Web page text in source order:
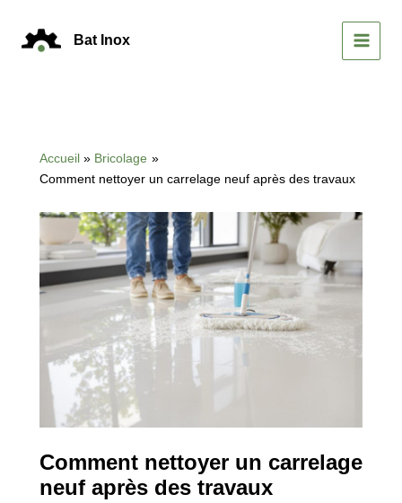
contenu
Bat Inox
MAIN
Accueil
Bricolage
Comment nettoyer un carrelage neuf après des travaux
Comment nettoyer un carrelage
neuf après des travaux